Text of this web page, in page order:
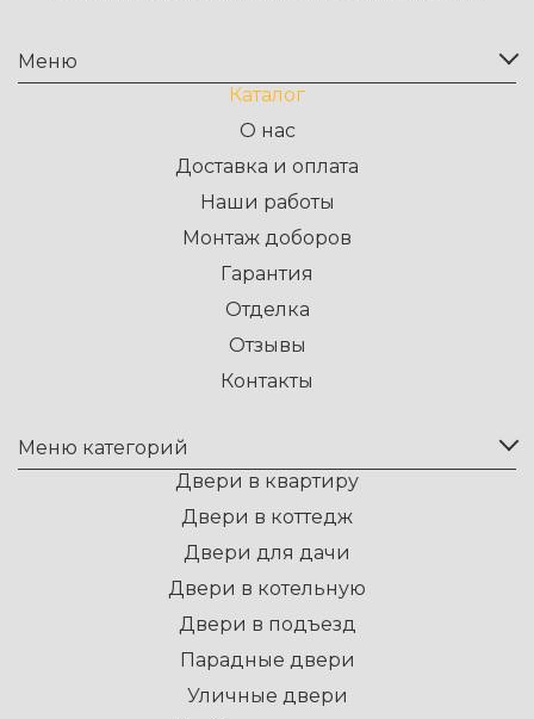
Меню
Каталог
О нас
Доставка и оплата
Наши работы
Монтаж доборов
Гарантия
Отделка
Отзывы
Контакты
Меню категорий
Двери в квартиру
Двери в коттедж
Двери для дачи
Двери в котельную
Двери в подъезд
Парадные двери
Уличные двери